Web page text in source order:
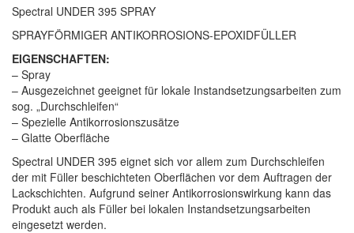
(113)
Indasa
Mirka
no-name
Novol
(3)
Prevost
(3)
Proma
Spectral UNDER 395 SPRAY
SPRAYFÖRMIGER ANTIKORROSIONS-EPOXIDFÜLLER
EIGENSCHAFTEN:
– Spray
– Ausgezeichnet geeignet für lokale Instandsetzungsarbeiten zum
sog. „Durchschleifen“
– Spezielle Antikorrosionszusätze
– Glatte Oberfläche
Spectral UNDER 395 eignet sich vor allem zum Durchschleifen
der mit Füller beschichteten Oberflächen vor dem Auftragen der
Lackschichten. Aufgrund seiner Antikorrosionswirkung kann das
Produkt auch als Füller bei lokalen Instandsetzungsarbeiten
eingesetzt werden.